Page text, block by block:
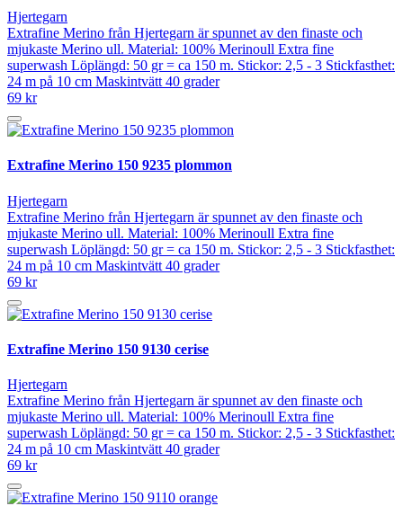
Hjertegarn
Extrafine Merino från Hjertegarn är spunnet av den finaste och
mjukaste Merino ull. Material: 100% Merinoull Extra fine
superwash Löplängd: 50 gr = ca 150 m. Stickor: 2,5 - 3 Stickfasthet:
24 m på 10 cm Maskintvätt 40 grader
69 kr
Extrafine Merino 150 9235 plommon
Hjertegarn
Extrafine Merino från Hjertegarn är spunnet av den finaste och
mjukaste Merino ull. Material: 100% Merinoull Extra fine
superwash Löplängd: 50 gr = ca 150 m. Stickor: 2,5 - 3 Stickfasthet:
24 m på 10 cm Maskintvätt 40 grader
69 kr
Extrafine Merino 150 9130 cerise
Hjertegarn
Extrafine Merino från Hjertegarn är spunnet av den finaste och
mjukaste Merino ull. Material: 100% Merinoull Extra fine
superwash Löplängd: 50 gr = ca 150 m. Stickor: 2,5 - 3 Stickfasthet:
24 m på 10 cm Maskintvätt 40 grader
69 kr